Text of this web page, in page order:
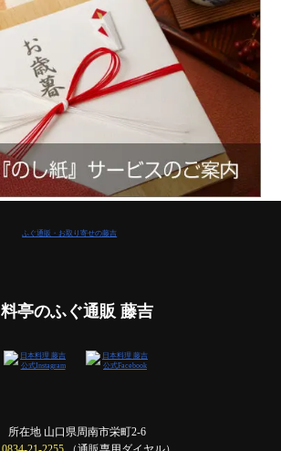
料亭のふぐ通販 藤吉
所在地 山口県周南市栄町2-6